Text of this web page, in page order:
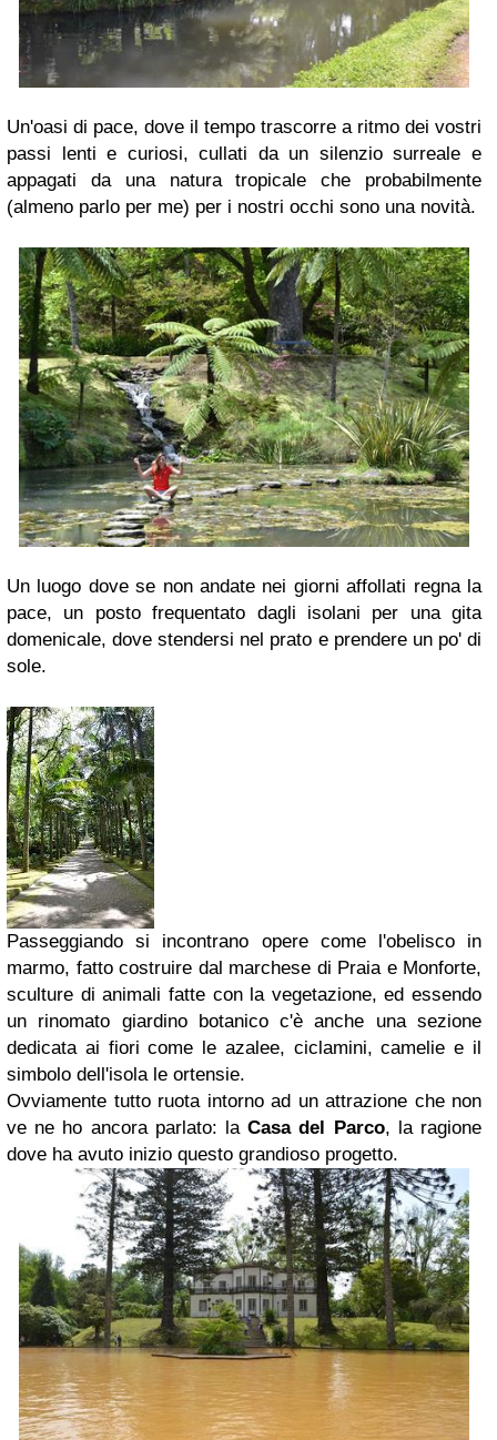
Un'oasi di pace, dove il tempo trascorre a ritmo dei vostri
passi lenti e curiosi, cullati da un silenzio surreale e
appagati da una natura tropicale che probabilmente
(almeno parlo per me) per i nostri occhi sono una novità.
Un luogo dove se non andate nei giorni affollati regna la
pace, un posto frequentato dagli isolani per una gita
domenicale, dove stendersi nel prato e prendere un po' di
sole.
Passeggiando si incontrano opere come l'obelisco in
marmo, fatto costruire dal marchese di Praia e Monforte,
sculture di animali fatte con la vegetazione, ed essendo
un rinomato giardino botanico c'è anche una sezione
dedicata ai fiori come le azalee, ciclamini, camelie e il
simbolo dell'isola le ortensie.
Ovviamente tutto ruota intorno ad un attrazione che non
ve ne ho ancora parlato: laCasa del Parco, la ragione
dove ha avuto inizio questo grandioso progetto.